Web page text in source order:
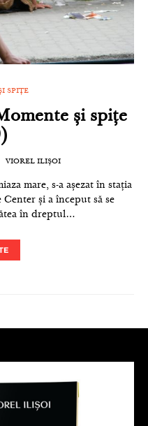
SPIȚE
și spițe
VIOREL ILIȘOI
mare, s-a așezat în stația
și a început să se
în dreptul…